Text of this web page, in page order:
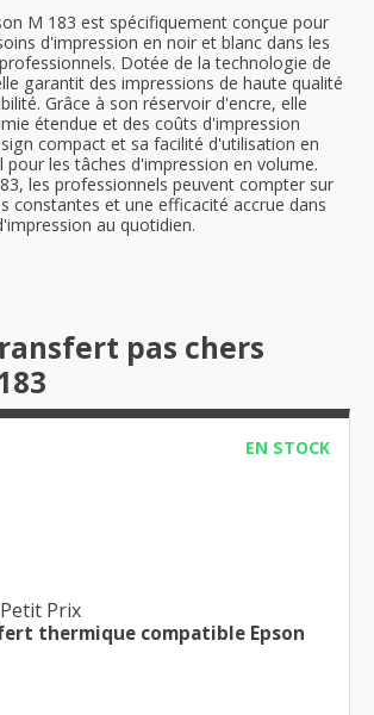
M 183 est spécifiquement conçue pour
d'impression en noir et blanc dans les
Dotée de la technologie de
garantit des impressions de haute qualité
Grâce à son réservoir d'encre, elle
étendue et des coûts d'impression
compact et sa facilité d'utilisation en
les tâches d'impression en volume.
les professionnels peuvent compter sur
constantes et une efficacité accrue dans
au quotidien.
pas chers
EN STOCK
Prix
thermique compatible Epson